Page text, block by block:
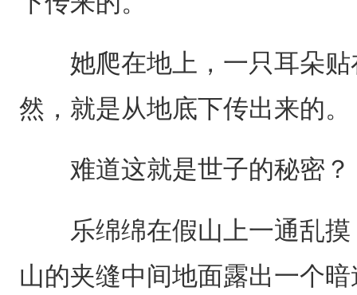
她爬在地上，一只耳朵贴
然，就是从地底下传出来的。
难道这就是世子的秘密？
乐绵绵在假山上一通乱摸
山的夹缝中间地面露出一个暗